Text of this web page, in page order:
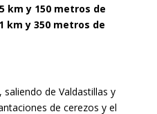
km y 150 metros de
km y 350 metros de
de Valdastillas y
de cerezos y el